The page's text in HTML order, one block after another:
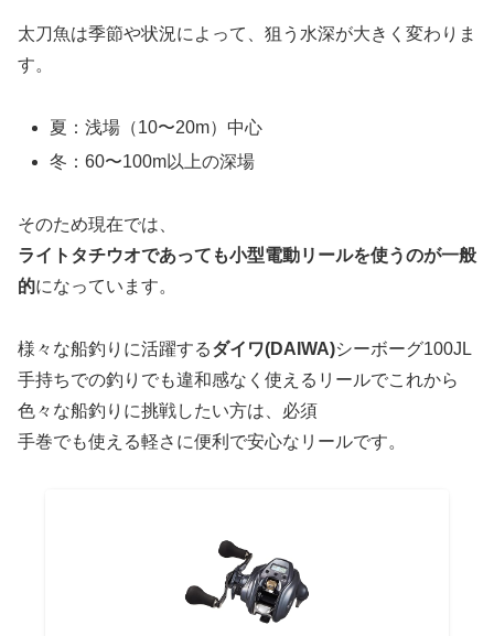
太刀魚は季節や状況によって、狙う水深が大きく変わりま
す。
夏：浅場（10〜20m）中心
冬：60〜100m以上の深場
そのため現在では、
ライトタチウオであっても小型電動リールを使うのが一般
的になっています。
様々な船釣りに活躍するダイワ(DAIWA)シーボーグ100JL
手持ちでの釣りでも違和感なく使えるリールでこれから
色々な船釣りに挑戦したい方は、必須
手巻でも使える軽さに便利で安心なリールです。